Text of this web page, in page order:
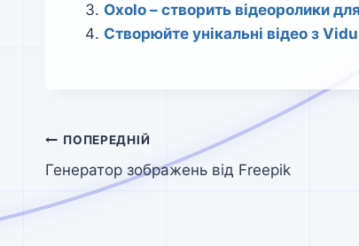
Oxolo – створить відеоролики
Створюйте унікальні відео з
Навігація
записів
ПОПЕРЕДНІЙ
Генератор зображень від Freepik